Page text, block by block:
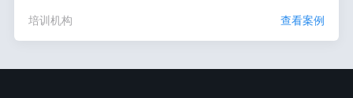
培训机构 查看案例